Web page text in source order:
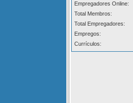
Empregadores Online:
Total Membros:
Total Empregadores:
Empregos:
Currículos: